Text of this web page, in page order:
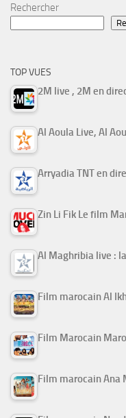
Rechercher
TOP VUES
2M live , 2M en
Al Aoula Live, Al
Arryadia TNT en
Al Maghribia live :